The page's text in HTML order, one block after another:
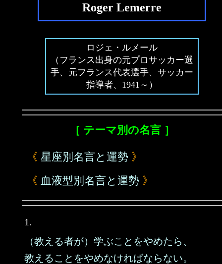
Roger Lemerre
ロジェ・ルメール
（フランス出身の元プロサッカー選
手、元フランス代表選手、サッカー
指導者、1941～）
［ テーマ別の名言 ］
《 星座別名言と運勢 》
《 血液型別名言と運勢 》
1.
（教える者が）学ぶことをやめたら、
教えることをやめなければならない。